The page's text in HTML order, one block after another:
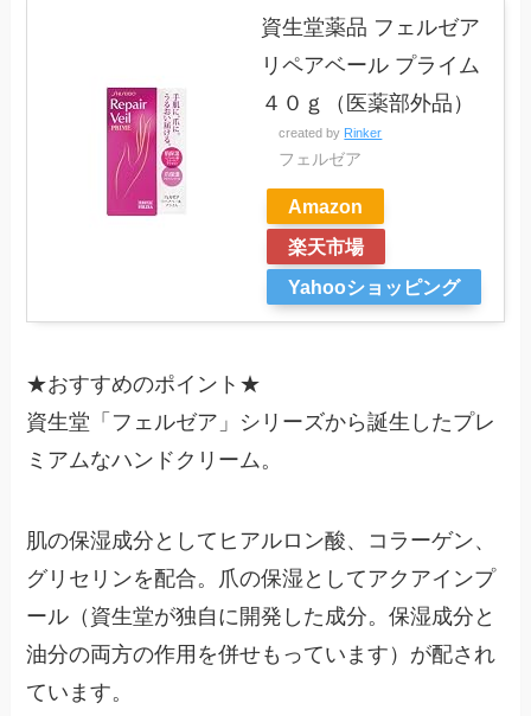
資生堂薬品 フェルゼア
リペアベール プライム
４０ｇ（医薬部外品）
created by Rinker
フェルゼア
Amazon
楽天市場
Yahooショッピング
★おすすめのポイント ★
資生堂「フェルゼア」シリーズから誕生したプレ
ミアムなハンドクリーム。
肌の保湿成分として ヒアルロン酸、コラーゲン、
グリセリンを配合。爪の保湿としてアクアインプ
ール （資生堂が独自に開発した成分。保湿成分と
油分の両方の作用を併せもっています）が配され
ています。